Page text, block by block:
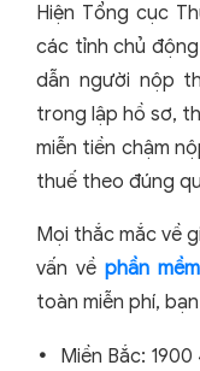
Hiện Tổng cục
các tỉnh chủ
dẫn người nộp
trong lập hồ sơ,
miễn tiền chậm
thuế theo đúng
Mọi thắc mắc về
vấn vềphần
toàn miễn phí,
Miền Bắc: 1900